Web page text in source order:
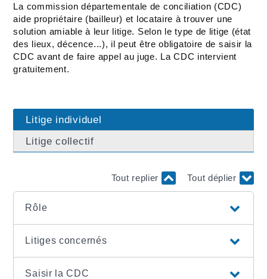
La commission départementale de conciliation (CDC)
aide propriétaire (bailleur) et locataire à trouver une
solution amiable à leur litige. Selon le type de litige (état
des lieux, décence...), il peut être obligatoire de saisir la
CDC avant de faire appel au juge. La CDC intervient
gratuitement.
Litige individuel
Litige collectif
Tout replier Tout déplier
Rôle
Litiges concernés
Saisir la CDC